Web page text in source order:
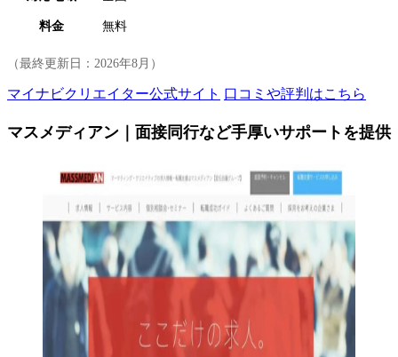
料金 無料
（最終更新日： 2026年8月 ）
マイナビクリエイター公式サイト 口コミや評判はこちら
マスメディアン｜面接同行など手厚いサポートを提供